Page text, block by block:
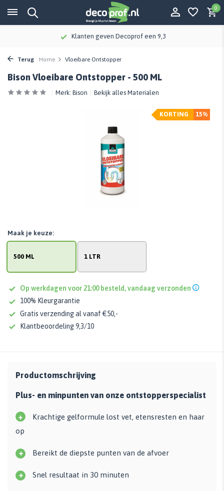
0
Klanten geven Decoprof een 9,3
Terug Home Vloeibare Ontstopper
Bison Vloeibare Ontstopper - 500 ML
Merk: Bison Bekijk alles Materialen
15%
KORTING
500 ML 1 LTR
Maak je keuze:
Op werkdagen voor 21:00 besteld, vandaag verzonden
100% Kleurgarantie
Gratis verzending al vanaf €50,-
Klantbeoordeling 9,3/10
Productomschrijving
Plus- en minpunten van onze ontstopperspecialist
+
Krachtige gelformule lost vet, etensresten en haar
op
+ Bereikt de diepste punten van de afvoer
+ Snel resultaat in 30 minuten